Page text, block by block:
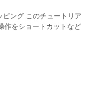
ング このチュートリア
作をショートカットなど